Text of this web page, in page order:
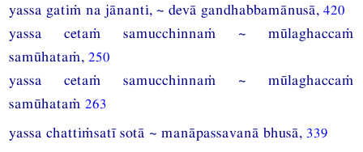
yassa gatiṁ na jānanti, ~ devā gandhabbamānusā,420
yassa cetaṁ samucchinnaṁ ~ mūlaghaccaṁ
samūhataṁ,250
yassa cetaṁ samucchinnaṁ ~ mūlaghaccaṁ
samūhataṁ263
yassa chattiṁsatī sotā ~ manāpassavanā bhusā, 339